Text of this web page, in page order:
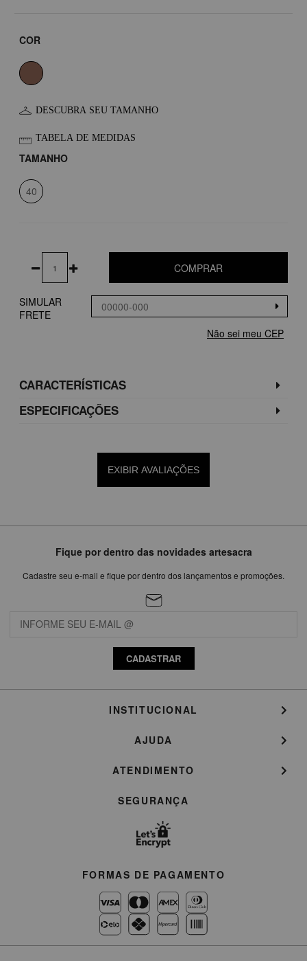
COR
DESCUBRA SEU TAMANHO
TABELA DE MEDIDAS
TAMANHO
40
COMPRAR
SIMULAR
FRETE
Não sei meu CEP
CARACTERÍSTICAS
ESPECIFICAÇÕES
EXIBIR AVALIAÇÕES
Fique por dentro das novidades artesacra
Cadastre seu e-mail e fique por dentro dos lançamentos e promoções.
CADASTRAR
INSTITUCIONAL
AJUDA
ATENDIMENTO
SEGURANÇA
FORMAS DE PAGAMENTO